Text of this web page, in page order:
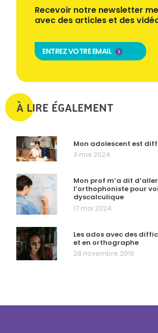
Recevoir notre newsletter
avec des articles et des
ENTREZ VOTRE EMAIL
À LIRE ÉGALEMENT
Mon adolescent est
3 mai 2024
Mon prof m’a dit
l’orthophoniste pour
dyscalculique
17 mai 2024
Les ados avec des
et en orthographe
28 novembre 2019